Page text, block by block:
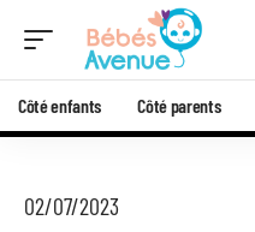
Côté enfants Côté parents
02/07/2023